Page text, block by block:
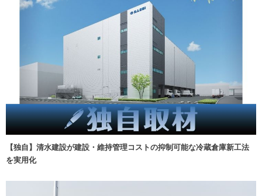
【独自】清水建設が建設・維持管理コストの抑制可能な冷蔵倉庫新工法
を実用化